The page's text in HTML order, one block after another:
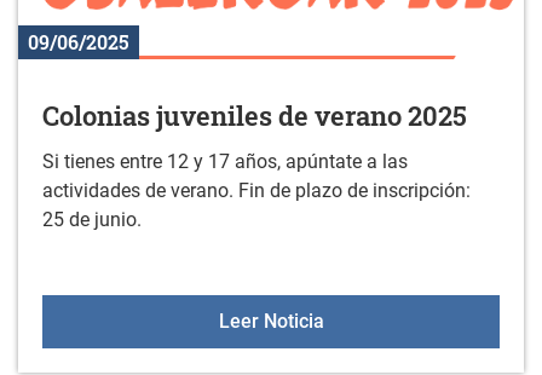
09/06/2025
Colonias juveniles de verano 2025
Si tienes entre 12 y 17 años, apúntate a las
actividades de verano. Fin de plazo de inscripción:
25 de junio.
Leer NoticiaColonias juveniles de